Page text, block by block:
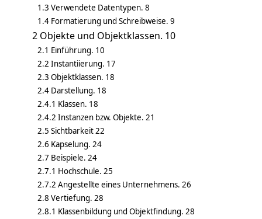
1.3 Verwendete Datentypen. 8
1.4 Formatierung und Schreibweise. 9
2 Objekte und Objektklassen. 10
2.1 Einführung. 10
2.2 Instantiierung. 17
2.3 Objektklassen. 18
2.4 Darstellung. 18
2.4.1 Klassen. 18
2.4.2 Instanzen bzw. Objekte. 21
2.5 Sichtbarkeit 22
2.6 Kapselung. 24
2.7 Beispiele. 24
2.7.1 Hochschule. 25
2.7.2 Angestellte eines Unternehmens. 26
2.8 Vertiefung. 28
2.8.1 Klassenbildung und Objektfindung. 28